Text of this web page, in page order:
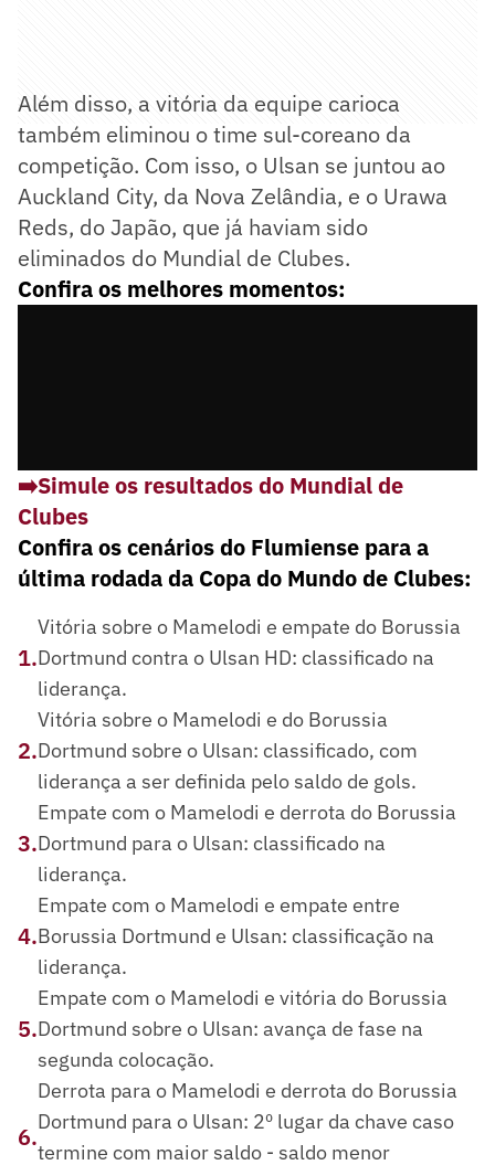
Além disso, a vitória da equipe carioca
também eliminou o time sul-coreano da
competição. Com isso, o Ulsan se juntou ao
Auckland City, da Nova Zelândia, e o Urawa
Reds, do Japão, que já haviam sido
eliminados do Mundial de Clubes.
Confira os melhores momentos:
➡️Simule os resultados do Mundial de
Clubes
Confira os cenários do Flumiense para a
última rodada da Copa do Mundo de Clubes:
1.
Vitória sobre o Mamelodi e empate do Borussia
Dortmund contra o Ulsan HD: classificado na
liderança.
2.
Vitória sobre o Mamelodi e do Borussia
Dortmund sobre o Ulsan: classificado, com
liderança a ser definida pelo saldo de gols.
3.
Empate com o Mamelodi e derrota do Borussia
Dortmund para o Ulsan: classificado na
liderança.
4.
Empate com o Mamelodi e empate entre
Borussia Dortmund e Ulsan: classificação na
liderança.
5.
Empate com o Mamelodi e vitória do Borussia
Dortmund sobre o Ulsan: avança de fase na
segunda colocação.
6.
Derrota para o Mamelodi e derrota do Borussia
Dortmund para o Ulsan: 2º lugar da chave caso
termine com maior saldo - saldo menor